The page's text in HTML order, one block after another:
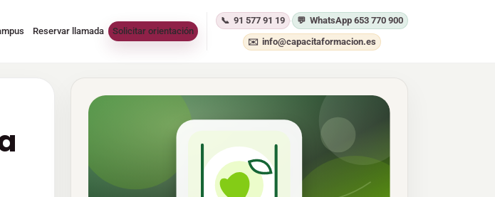
Reservar llamada Solicitar orientación
91 577 91 19 ·
WhatsApp 653 770 900
info@capacitaformacion.es